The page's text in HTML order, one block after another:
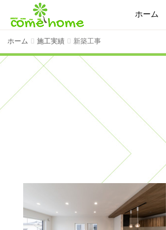
ホーム
ホーム 施工実績 新築工事